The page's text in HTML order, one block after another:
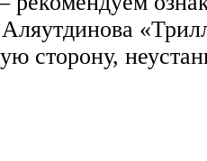
сторону,